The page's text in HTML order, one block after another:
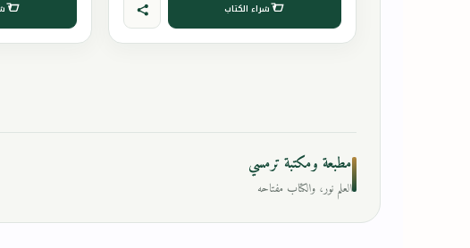
شراء الكتاب
مطبعة ومكتبة ترمسي
العلم نور، والكتاب مفتاحه